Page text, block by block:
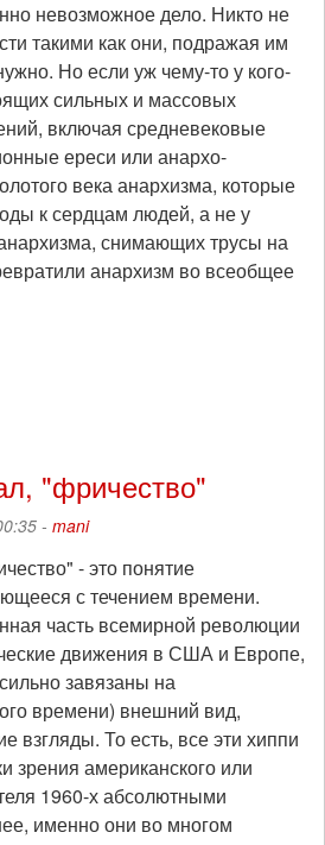
невозможное дело. Никто не
такими как они, подражая им
Но если уж чему-то у кого-
сильных и массовых
включая средневековые
ереси или анархо-
века анархизма, которые
к сердцам людей, а не у
снимающих трусы на
анархизм во всеобщее
"фричество"
- mani
- это понятие
с течением времени.
часть всемирной революции
движения в США и Европе,
завязаны на
времени) внешний вид,
взгляды. То есть, все эти хиппи
зрения американского или
1960-х абсолютными
именно они во многом